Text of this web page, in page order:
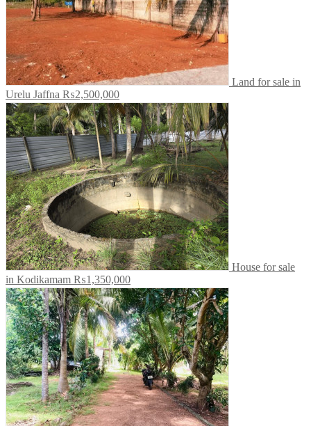
Land for sale in
Urelu Jaffna ₨2,500,000
House for sale
in Kodikamam ₨1,350,000